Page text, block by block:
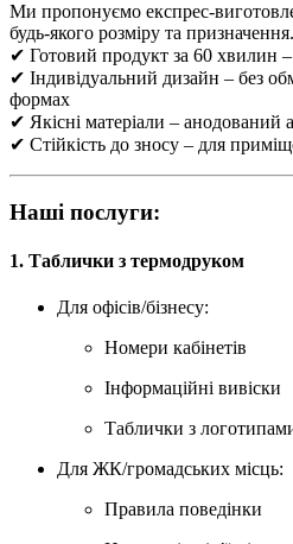
Ми пропонуємо експрес-
будь-якого розміру та
✔ Готовий продукт за 60 хвилин –
✔ Індивідуальний дизайн – без
формах
✔ Якісні матеріали –
✔ Стійкість до зносу – для
Наші послуги:
1. Таблички з термодруком
Для офісів/бізнесу:
Номери кабінетів
Інформаційні вивіски
Таблички з
Для ЖК/громадських місць:
Правила поведінки